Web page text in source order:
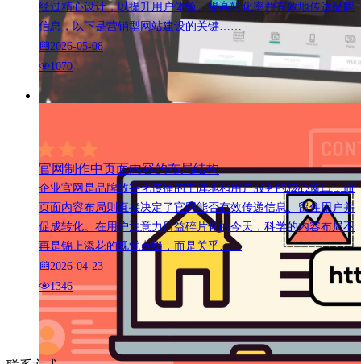
经过精心设计，以提升用户体验、提高转化率并有效地传达品牌
信息，以下是营销型网站建设的关键……
2026-05-08
1070
官网制作中页面内容的布局结构
企业官网是品牌数字化传播的主阵地和用户服务的核心窗口，而
页面内容布局则直接决定了官网能否有效传递信息、留住用户并
促成转化。在用户注意力日益碎片化的今天，科学的内容布局不
再是锦上添花的视觉点缀，而是关乎……
2026-04-23
1346